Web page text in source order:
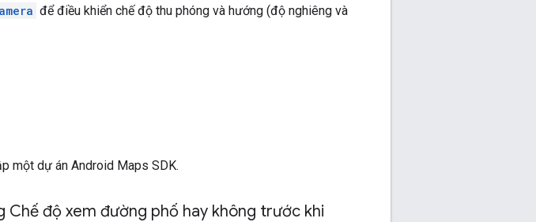
để điều khiển chế độ thu phóng và hướng (độ nghiêng và
một dự án Android Maps SDK.
độ xem đường phố hay không trước khi